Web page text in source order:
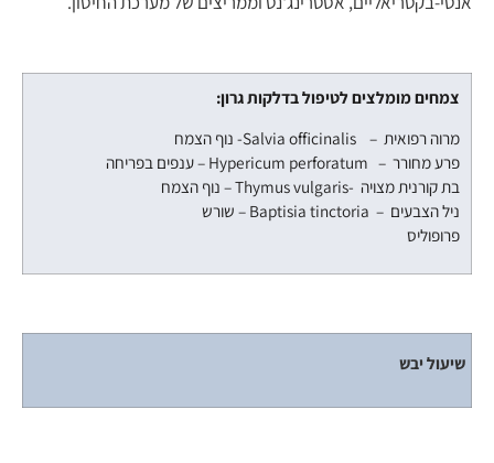
צמחים מומלצים לטיפול בדלקות גרון:
מרוה רפואית – Salvia officinalis- נוף הצמח
פרע מחורר – Hypericum perforatum – ענפים בפריחה
בת קורנית מצויה -Thymus vulgaris – נוף הצמח
ניל הצבעים – Baptisia tinctoria – שורש
פרופוליס
שיעול יבש